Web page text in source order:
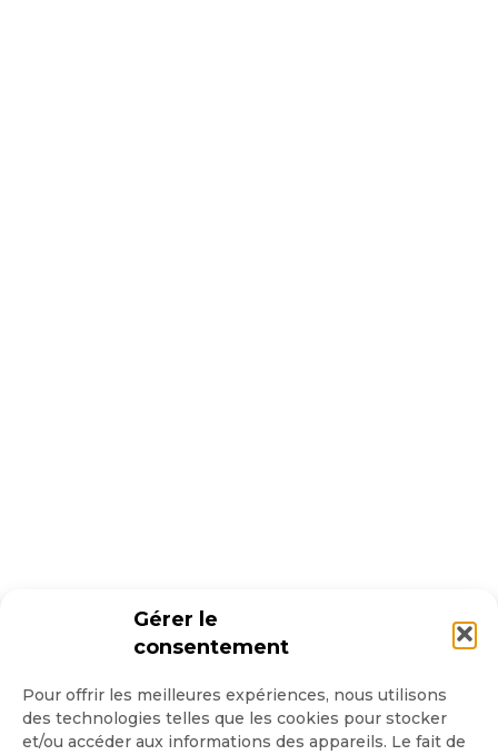
Gérer le
consentement
Pour offrir les meilleures expériences, nous utilisons
des technologies telles que les cookies pour stocker
et/ou accéder aux informations des appareils. Le fait de